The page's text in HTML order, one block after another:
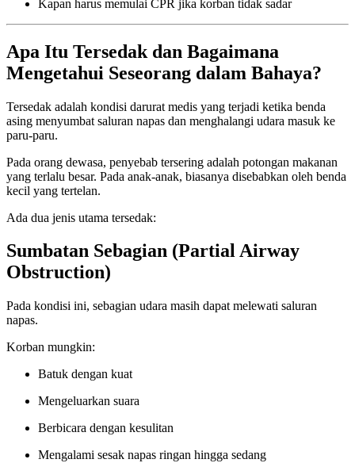
Kapan harus memulai CPR jika korban tidak sadar
Apa Itu Tersedak dan Bagaimana
Mengetahui Seseorang dalam Bahaya?
Tersedak adalah kondisi darurat medis yang terjadi ketika benda
asing menyumbat saluran napas dan menghalangi udara masuk ke
paru-paru.
Pada orang dewasa, penyebab tersering adalah potongan makanan
yang terlalu besar. Pada anak-anak, biasanya disebabkan oleh benda
kecil yang tertelan.
Ada dua jenis utama tersedak:
Sumbatan Sebagian (Partial Airway
Obstruction)
Pada kondisi ini, sebagian udara masih dapat melewati saluran
napas.
Korban mungkin:
Batuk dengan kuat
Mengeluarkan suara
Berbicara dengan kesulitan
Mengalami sesak napas ringan hingga sedang